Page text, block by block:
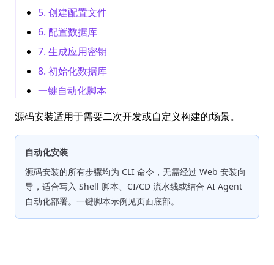
5. 创建配置文件
6. 配置数据库
7. 生成应用密钥
8. 初始化数据库
一键自动化脚本
源码安装适用于需要二次开发或自定义构建的场景。
自动化安装
源码安装的所有步骤均为 CLI 命令，无需经过 Web 安装向
导，适合写入 Shell 脚本、CI/CD 流水线或结合 AI Agent
自动化部署。一键脚本示例见页面底部。